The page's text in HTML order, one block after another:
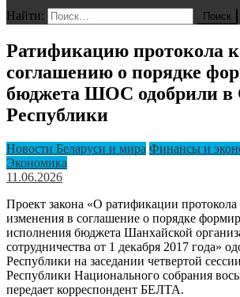
Найти:
Ратификацию протокола к
соглашению о порядке
бюджета ШОС одобрили в
Республики
Новости Беларуси и мира Финансы и
Экономика
11.06.2026
Проект закона «О ратификации протокола
изменения в соглашение о порядке
исполнения бюджета Шанхайской
сотрудничества от 1 декабря 2017 года»
Республики на заседании четвертой
Республики Национального собрания
передает корреспондент БЕЛТА.